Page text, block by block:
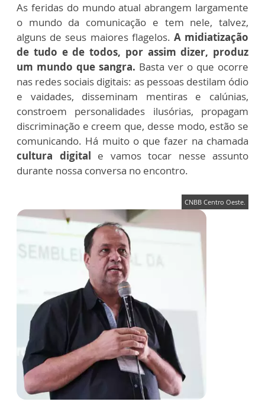
As feridas do mundo atual abrangem largamente
o mundo da comunicação e tem nele, talvez,
alguns de seus maiores flagelos. A midiatização
de tudo e de todos, por assim dizer, produz
um mundo que sangra. Basta ver o que ocorre
nas redes sociais digitais: as pessoas destilam ódio
e vaidades, disseminam mentiras e calúnias,
constroem personalidades ilusórias, propagam
discriminação e creem que, desse modo, estão se
comunicando. Há muito o que fazer na chamada
cultura digital e vamos tocar nesse assunto
durante nossa conversa no encontro.
CNBB Centro Oeste.